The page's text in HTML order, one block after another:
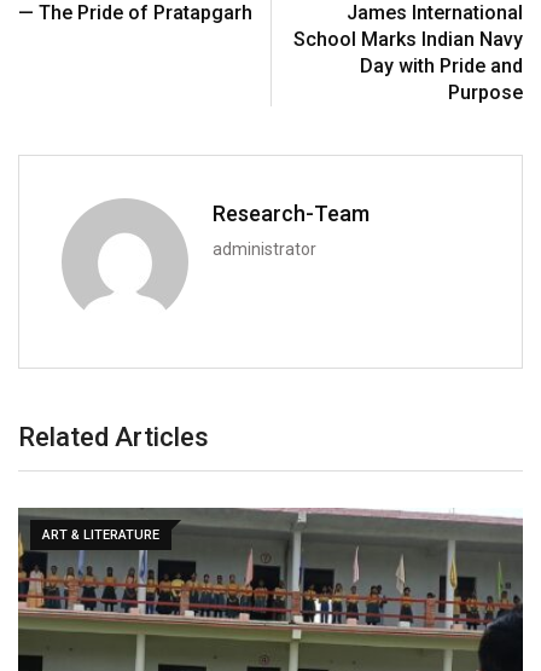
— The Pride of Pratapgarh
James International
School Marks Indian Navy
Day with Pride and
Purpose
Research-Team
administrator
Related Articles
ART & LITERATURE